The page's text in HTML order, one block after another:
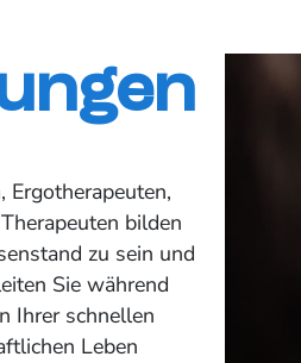
Ergotherapeuten,
bilden
zu sein und
Sie während
Ihrer schnellen
Leben